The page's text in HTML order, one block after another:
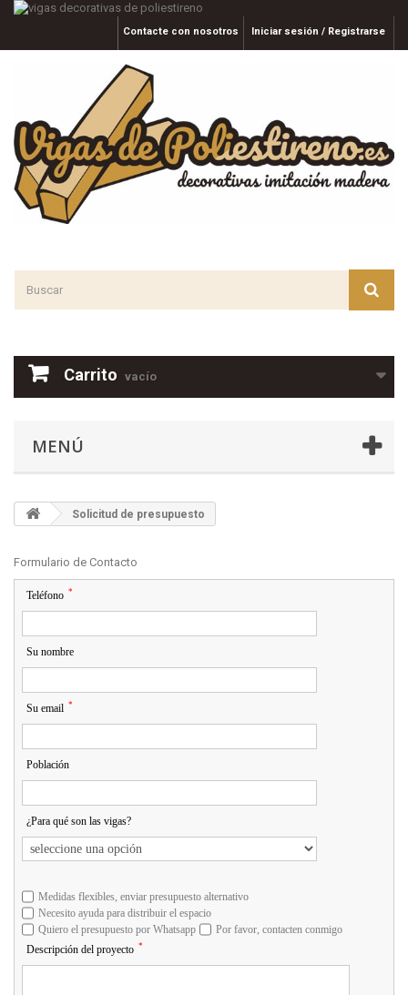
Iniciar sesión / Registrarse
Contacte con nosotros
Carrito vacío
MENÚ
Solicitud de presupuesto
Formulario de Contacto
Teléfono *
Su nombre
Su email *
Población
¿Para qué son las vigas?
Medidas flexibles, enviar presupuesto alternativo
Necesito ayuda para distribuir el espacio
Quiero el presupuesto por Whatsapp
Por favor, contacten conmigo
Descripción del proyecto *